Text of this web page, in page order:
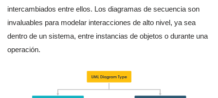
intercambiados entre ellos. Los diagramas de secuencia son
invaluables para modelar interacciones de alto nivel, ya sea
dentro de un sistema, entre instancias de objetos o durante una
operación.